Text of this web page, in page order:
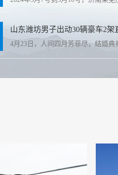
山东潍坊男子出动30辆豪车2架直升
4月23日，人间四月芳菲尽，结婚